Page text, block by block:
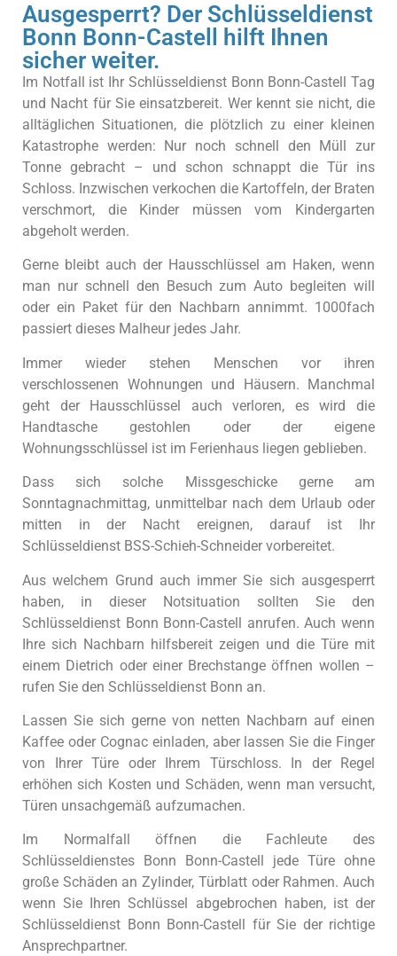
Ausgesperrt? Der Schlüsseldienst
Bonn Bonn-Castell hilft Ihnen
sicher weiter.
Im Notfall ist Ihr Schlüsseldienst Bonn Bonn-Castell Tag
und Nacht für Sie einsatzbereit. Wer kennt sie nicht, die
alltäglichen Situationen, die plötzlich zu einer kleinen
Katastrophe werden: Nur noch schnell den Müll zur
Tonne gebracht – und schon schnappt die Tür ins
Schloss. Inzwischen verkochen die Kartoffeln, der Braten
verschmort, die Kinder müssen vom Kindergarten
abgeholt werden.
Gerne bleibt auch der Hausschlüssel am Haken, wenn
man nur schnell den Besuch zum Auto begleiten will
oder ein Paket für den Nachbarn annimmt. 1000fach
passiert dieses Malheur jedes Jahr.
Immer wieder stehen Menschen vor ihren
verschlossenen Wohnungen und Häusern. Manchmal
geht der Hausschlüssel auch verloren, es wird die
Handtasche gestohlen oder der eigene
Wohnungsschlüssel ist im Ferienhaus liegen geblieben.
Dass sich solche Missgeschicke gerne am
Sonntagnachmittag, unmittelbar nach dem Urlaub oder
mitten in der Nacht ereignen, darauf ist Ihr
Schlüsseldienst BSS-Schieh-Schneider vorbereitet.
Aus welchem Grund auch immer Sie sich ausgesperrt
haben, in dieser Notsituation sollten Sie den
Schlüsseldienst Bonn Bonn-Castell anrufen. Auch wenn
Ihre sich Nachbarn hilfsbereit zeigen und die Türe mit
einem Dietrich oder einer Brechstange öffnen wollen –
rufen Sie den Schlüsseldienst Bonn an.
Lassen Sie sich gerne von netten Nachbarn auf einen
Kaffee oder Cognac einladen, aber lassen Sie die Finger
von Ihrer Türe oder Ihrem Türschloss. In der Regel
erhöhen sich Kosten und Schäden, wenn man versucht,
Türen unsachgemäß aufzumachen.
Im Normalfall öffnen die Fachleute des
Schlüsseldienstes Bonn Bonn-Castell jede Türe ohne
große Schäden an Zylinder, Türblatt oder Rahmen. Auch
wenn Sie Ihren Schlüssel abgebrochen haben, ist der
Schlüsseldienst Bonn Bonn-Castell für Sie der richtige
Ansprechpartner.